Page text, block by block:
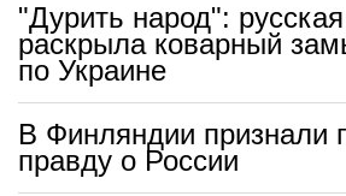
"Дурить народ":
раскрыла коварный
по Украине
В Финляндии признали
правду о России